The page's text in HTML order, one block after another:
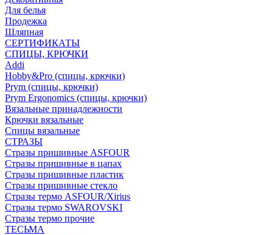
Для белья
Продежка
Шляпная
СЕРТИФИКАТЫ
СПИЦЫ, КРЮЧКИ
Addi
Hobby&Pro (спицы, крючки)
Prym (спицы, крючки)
Prym Ergonomics (спицы, крючки)
Вязальные принадлежности
Крючки вязальные
Спицы вязальные
СТРАЗЫ
Стразы пришивные ASFOUR
Стразы пришивные в цапах
Стразы пришивные пластик
Стразы пришивные стекло
Стразы термо ASFOUR/Xirius
Стразы термо SWAROVSKI
Стразы термо прочие
ТЕСЬМА